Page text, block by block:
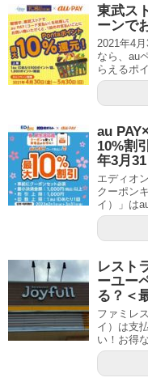
東武ス
ーンで
2021年4
なら、au
らえるポ
au
10%割
年3月31
エディオ
クーポン
イ）」は
レスト
ーユー
る？＜
ファミレ
イ）は支
い！お得